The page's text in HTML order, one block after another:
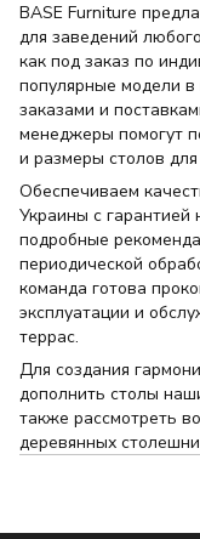
BASE Furniture
для заведений
как под заказ по
популярные модели
заказами и
менеджеры помогут
и размеры столов
Обеспечиваем
Украины с гарантией
подробные
периодической
команда готова
эксплуатации и
террас.
Для создания
дополнить столы
также рассмотреть
деревянных